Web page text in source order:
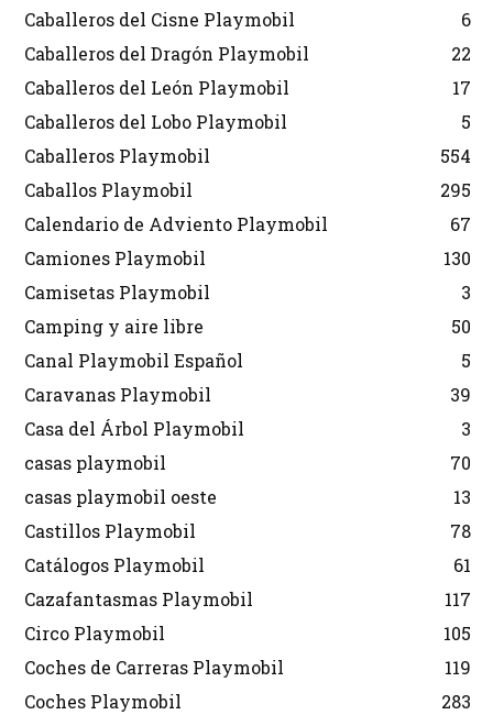
Caballeros del Cisne Playmobil
6
Caballeros del Dragón Playmobil
22
Caballeros del León Playmobil
17
Caballeros del Lobo Playmobil
5
Caballeros Playmobil
554
Caballos Playmobil
295
Calendario de Adviento Playmobil
67
Camiones Playmobil
130
Camisetas Playmobil
3
Camping y aire libre
50
Canal Playmobil Español
5
Caravanas Playmobil
39
Casa del Árbol Playmobil
3
casas playmobil
70
casas playmobil oeste
13
Castillos Playmobil
78
Catálogos Playmobil
61
Cazafantasmas Playmobil
117
Circo Playmobil
105
Coches de Carreras Playmobil
119
Coches Playmobil
283